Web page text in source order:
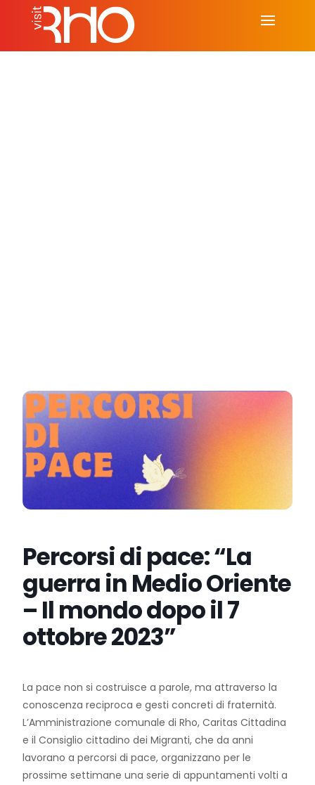
Percorsi di pace: “La
guerra in Medio Oriente
– Il mondo dopo il 7
ottobre 2023”
La pace non si costruisce a parole, ma attraverso la
conoscenza reciproca e gesti concreti di fraternità.
L’Amministrazione comunale di Rho, Caritas Cittadina
e il Consiglio cittadino dei Migranti, che da anni
lavorano a percorsi di pace, organizzano per le
prossime settimane una serie di appuntamenti volti a